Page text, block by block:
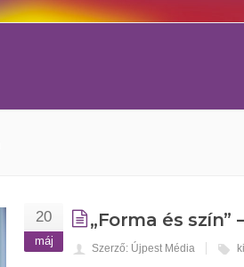
20
máj
„Forma és szín”
Szerző: Újpest Média